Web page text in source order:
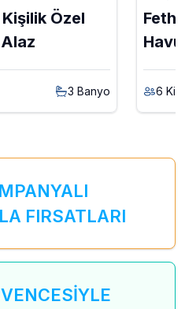
Özel
3 Banyo
Nisa
6 Kişi
FIRSATLARI